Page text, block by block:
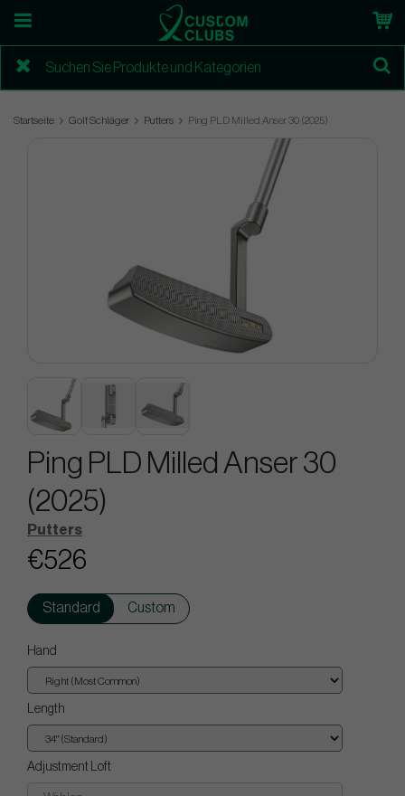
Startseite Golf Schläger Putters Ping PLD Milled Anser 30 (2025)
Ping PLD Milled Anser 30
(2025)
Putters
€526
Standard Custom
Hand
Length
Adjustment Loft